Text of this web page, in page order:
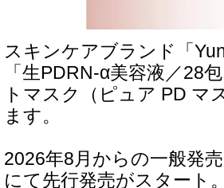
スキンケアブランド「
「生PDRN-α美容液／28
トマスク（ピュア PD マ
ます。
2026年8月からの一般発
にて先行発売がスタート